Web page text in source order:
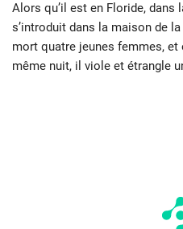
Alors qu’il est en Floride, dans
s’introduit dans la maison de
mort quatre jeunes femmes, et
même nuit, il viole et étrangle